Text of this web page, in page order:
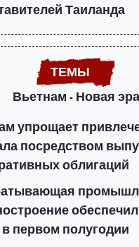
Таиланда
Вьетнам - Новая эра
упрощает
посредством
облигаций
первом полугодии